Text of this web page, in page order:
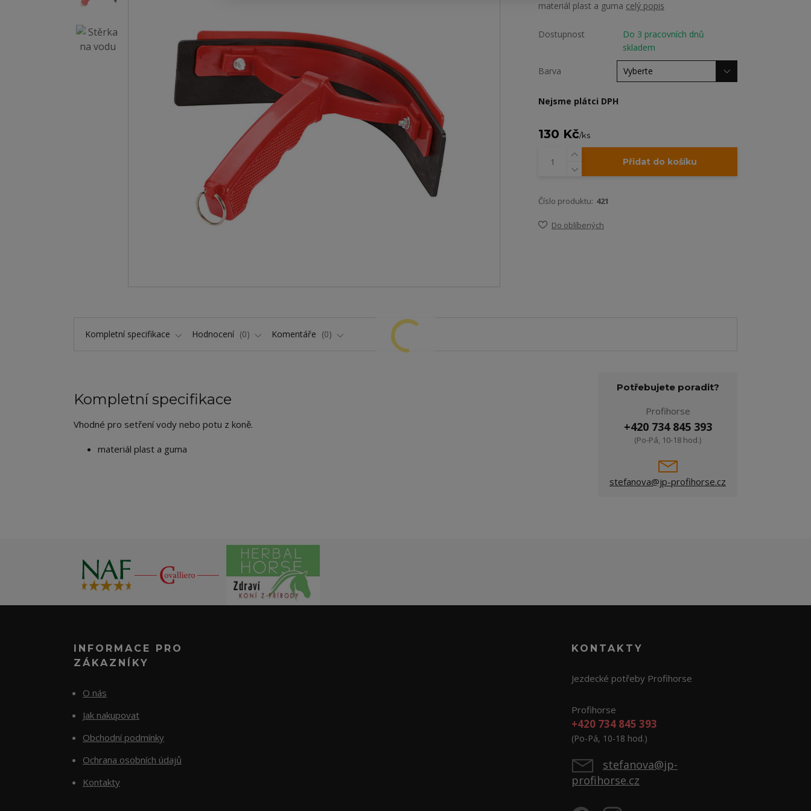
materiál plast a guma celý popis
Dostupnost
Do 3 pracovních dnů
skladem
Barva
Nejsme plátci DPH
130 Kč/ks
Přidat do košíku
Číslo produktu: 421
Do oblíbených
Kompletní specifikace Hodnocení 0 Komentáře 0
Kompletní specifikace
Vhodné pro setření vody nebo potu z koně.
materiál plast a guma
Potřebujete poradit?
Profihorse
+420 734 845 393
(Po-Pá, 10-18 hod.)
stefanova@jp-profihorse.cz
INFORMACE PRO
ZÁKAZNÍKY
O nás
Jak nakupovat
Obchodní podmínky
Ochrana osobních údajů
Kontakty
KONTAKTY
Jezdecké potřeby Profihorse
Profihorse
+420 734 845 393
(Po-Pá, 10-18 hod.)
stefanova@jp-
profihorse.cz